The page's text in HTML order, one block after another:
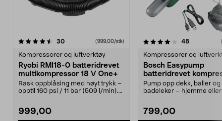
30anmeldelser(999,00/stk)
Kompressorer og luftverktøy
Ryobi RMI18-0 batteridrevet
multikompressor 18 V One+
Rask oppblåsing med høyt trykk –
opptil 160 psi / 11 bar (509 l/min).
999,00
4.0 av 5 stjerner 48
Kompressorer og
Bosch Easypump
batteridrevet
V
Pump opp dekk, baller og
badeleker – hjemme
799,00
0.0 av 5 stjerner